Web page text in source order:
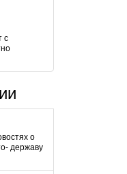
с
о
державу